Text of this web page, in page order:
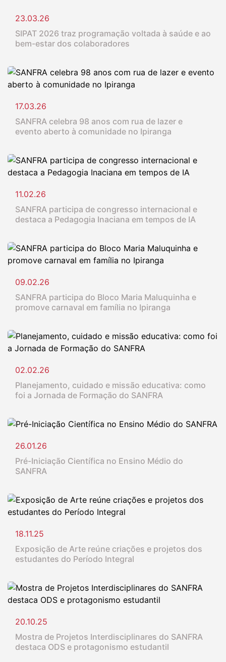
23.03.26
SIPAT 2026 traz programação voltada à saúde e ao
bem-estar dos colaboradores
17.03.26
SANFRA celebra 98 anos com rua de lazer e
evento aberto à comunidade no Ipiranga
11.02.26
SANFRA participa de congresso internacional e
destaca a Pedagogia Inaciana em tempos de IA
09.02.26
SANFRA participa do Bloco Maria Maluquinha e
promove carnaval em família no Ipiranga
02.02.26
Planejamento, cuidado e missão educativa: como
foi a Jornada de Formação do SANFRA
26.01.26
Pré-Iniciação Científica no Ensino Médio do
SANFRA
18.11.25
Exposição de Arte reúne criações e projetos dos
estudantes do Período Integral
20.10.25
Mostra de Projetos Interdisciplinares do SANFRA
destaca ODS e protagonismo estudantil